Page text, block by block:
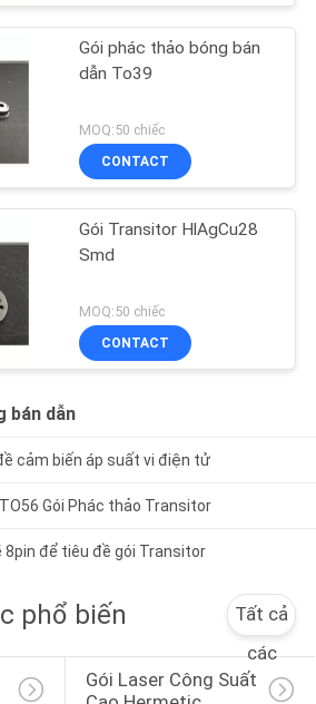
Gói phác thảo bóng bán
dẫn To39
MOQ:50 chiếc
CONTACT
Gói Transitor HlAgCu28
Smd
MOQ:50 chiếc
CONTACT
bán dẫn
cảm biến áp suất vi điện tử
Gói Phác thảo Transitor
8pin để tiêu đề gói Transitor
phổ biến
Tất cả
các
Gói Laser Công Suất